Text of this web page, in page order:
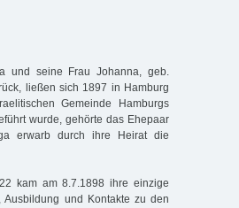
und seine Frau Johanna, geb.
ließen sich 1897 in Hamburg
Gemeinde Hamburgs
wurde, gehörte das Ehepaar
erwarb durch ihre Heirat die
kam am 8.7.1898 ihre einzige
Ausbildung und Kontakte zu den